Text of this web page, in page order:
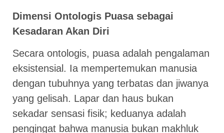
Dimensi Ontologis Puasa sebagai
Kesadaran Akan Diri
Secara ontologis, puasa adalah pengalaman
eksistensial. Ia mempertemukan manusia
dengan tubuhnya yang terbatas dan jiwanya
yang gelisah. Lapar dan haus bukan
sekadar sensasi fisik; keduanya adalah
pengingat bahwa manusia bukan makhluk